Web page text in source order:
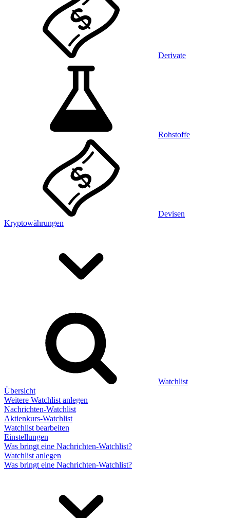
Derivate
Rohstoffe
Devisen
Kryptowährungen
Watchlist
Übersicht
Weitere Watchlist anlegen
Nachrichten-Watchlist
Aktienkurs-Watchlist
Watchlist bearbeiten
Einstellungen
Was bringt eine Nachrichten-Watchlist?
Watchlist anlegen
Was bringt eine Nachrichten-Watchlist?